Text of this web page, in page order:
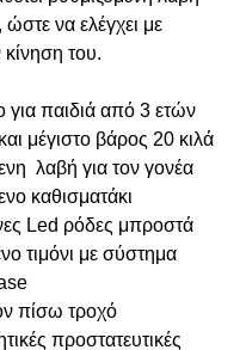
ώστε να ελέγχει με
του.
για παιδιά από 3 ετών
μέγιστο βάρος 20 κιλά
λαβή για τον γονέα
καθισματάκι
Led ρόδες μπροστά
τιμόνι με σύστημα
πίσω τροχό
προστατευτικές